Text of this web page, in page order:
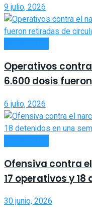
9 julio, 2026
Operativos
6.600 dosis
6 julio, 2026
Ofensiva contra
17 operativos y
30 junio, 2026